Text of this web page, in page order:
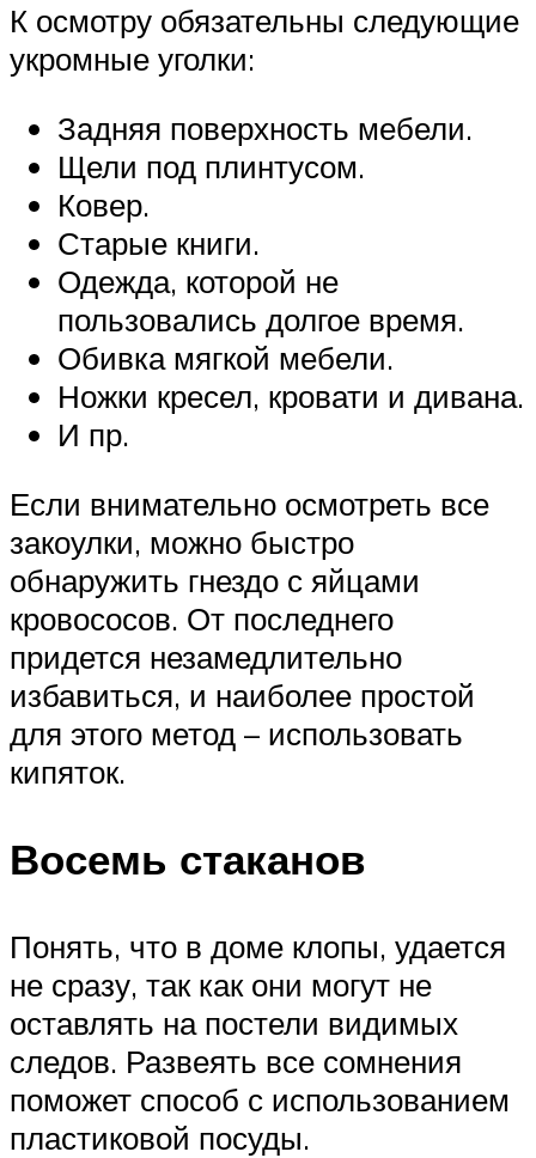
К осмотру обязательны следующие
укромные уголки:
Задняя поверхность мебели.
Щели под плинтусом.
Ковер.
Старые книги.
Одежда, которой не
пользовались долгое время.
Обивка мягкой мебели.
Ножки кресел, кровати и дивана.
И пр.
Если внимательно осмотреть все
закоулки, можно быстро
обнаружить гнездо с яйцами
кровососов. От последнего
придется незамедлительно
избавиться, и наиболее простой
для этого метод – использовать
кипяток.
Восемь стаканов
Понять, что в доме клопы, удается
не сразу, так как они могут не
оставлять на постели видимых
следов. Развеять все сомнения
поможет способ с использованием
пластиковой посуды.